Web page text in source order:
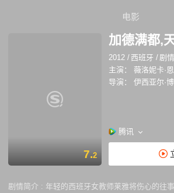
电影
7.2
加德满都,
2012 / 西班牙 /剧情
主演：
薇洛妮卡·
导演：
伊西亚尔·
腾讯
剧情简介 : 年轻的西班牙女教师莱雅将伤心的往